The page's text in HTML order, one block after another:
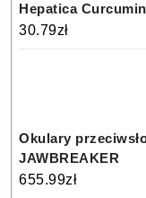
Hepatica
30.79zł
Okulary
JAWBREAKER
655.99zł